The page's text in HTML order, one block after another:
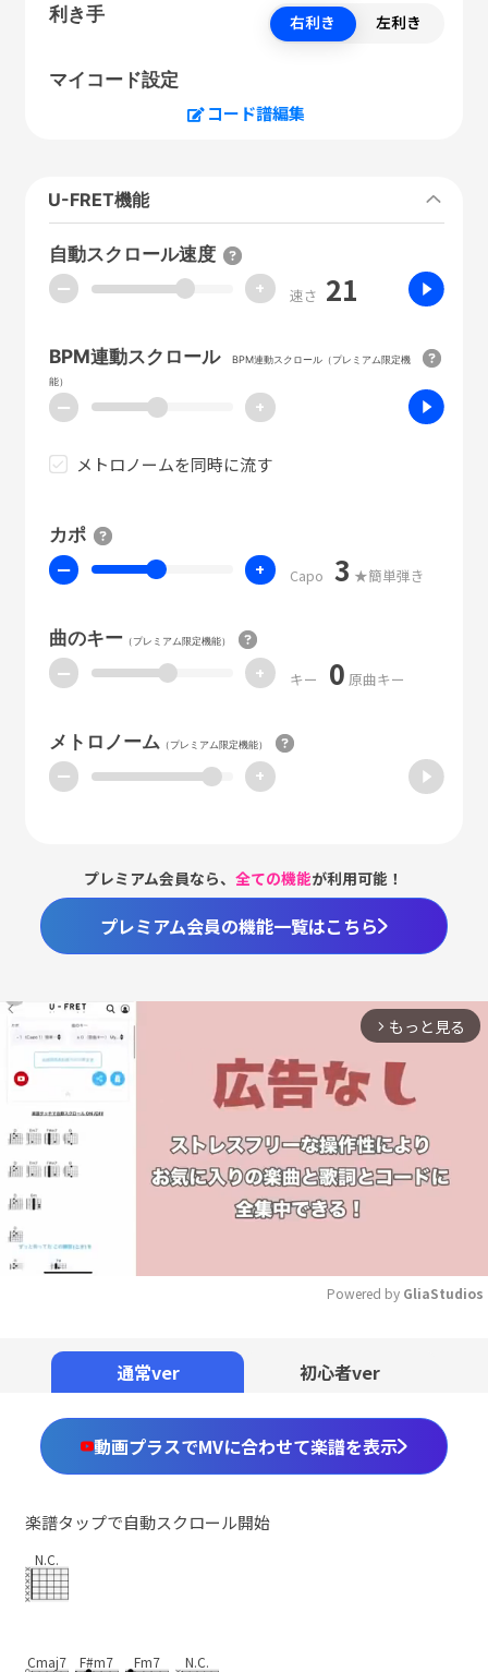
利き手 右利き 左利き
マイコード設定
コード譜編集
U-FRET機能
自動スクロール速度
ー + 速さ 21
BPM連動スクロール
BPM連動スクロール（プレミアム限定機
能）
ー +
メトロノームを同時に流す
カポ
ー + Capo 3 ★簡単弾き
曲のキー（プレミアム限定機能）
ー + キー 0 原曲キー
メトロノーム （プレミアム限定機能）
ー +
プレミアム会員なら、全ての機能が利用可能！
プレミアム会員の機能一覧はこちら
arrow_forward_ios もっと見る
Powered by GliaStudios
通常ver 初心者ver
動画プラスでMVに合わせて楽譜を表示
楽譜タップで自動スクロール開始
N.C.
Cmaj7 F#m7 Fm7 N.C.